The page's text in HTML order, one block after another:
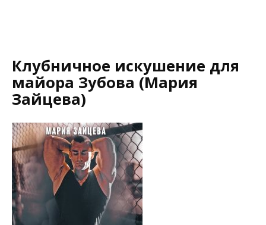
Клубничное искушение для
майора Зубова (Мария
Зайцева)